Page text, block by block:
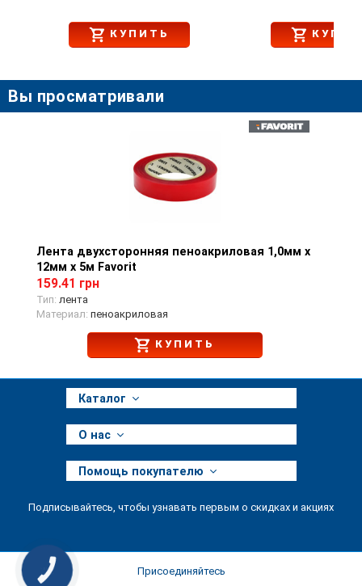
КУПИТЬ
Вы просматривали
Просмотр товара
Лента двухсторонняя пеноакриловая 1,0мм х
12мм х 5м Favorit
159.41 грн
Тип: лента
Материал: пеноакриловая
КУПИТЬ
Каталог
О нас
Помощь покупателю
Подписывайтесь, чтобы узнавать первым о скидках и акциях
Присоединяйтесь
КНОПКА
ЗВ'ЯЗКУ